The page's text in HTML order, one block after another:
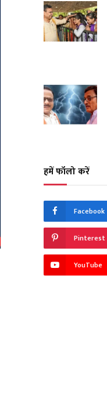
हमें फॉलो करें
Facebook
Pinterest
YouTube